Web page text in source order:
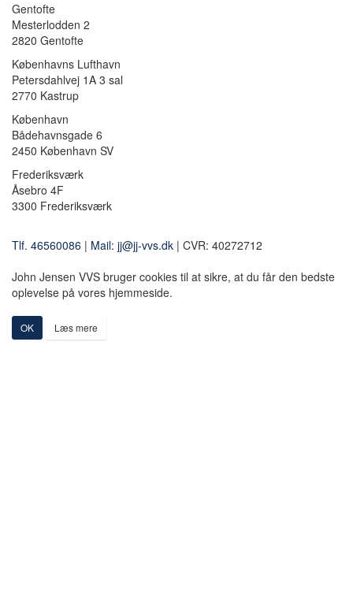
Gentofte
Mesterlodden 2
2820 Gentofte
Københavns Lufthavn
Petersdahlvej 1A 3 sal
2770 Kastrup
København
Bådehavnsgade 6
2450 København SV
Frederiksværk
Åsebro 4F
3300 Frederiksværk
Tlf. 46560086 | Mail: jj@jj-vvs.dk | CVR: 40272712
John Jensen VVS bruger cookies til at sikre, at du får den bedste
oplevelse på vores hjemmeside.
OK Læs mere